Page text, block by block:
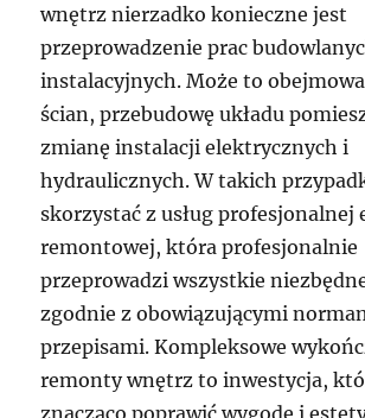
wnętrz nierzadko konieczne jest
przeprowadzenie prac
instalacyjnych. Może to
ścian, przebudowę układu
zmianę instalacji elektrycznych i
hydraulicznych. W takich
skorzystać z usług profesjonalnej
remontowej, która profesjonalnie
przeprowadzi wszystkie
zgodnie z obowiązującymi
przepisami. Kompleksowe
remonty wnętrz to inwestycja,
znacząco poprawić wygodę i